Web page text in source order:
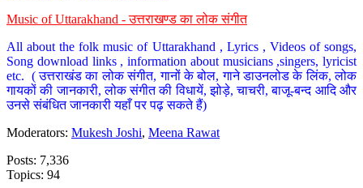
Music of Uttarakhand - उत्तराखण्ड का लोक संगीत
All about the folk music of Uttarakhand , Lyrics , Videos of songs,
Song download links , information about musicians ,singers, lyricist
etc. ( उत्तराखंड का लोक संगीत, गानों के बोल, गाने डाउनलोड के लिंक, लोक
गायकों की जानकारी, लोक संगीत की विधायें, झोड़े, चाचरी, बाजू-बन्द आदि और
उनसे संबंधित जानकारी यहाँ पर पढ़ सकते हैं)
Moderators: Mukesh Joshi, Meena Rawat
Posts: 7,336
Topics: 94